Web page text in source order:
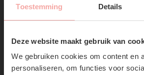
Toestemming Details
Deze website maakt gebruik van
We gebruiken cookies om content en
personaliseren, om functies voor
SUBSCRIBE NOW &
10% OFF YOUR
ORDER!
Don't miss out on our trendy new
SHOP THE